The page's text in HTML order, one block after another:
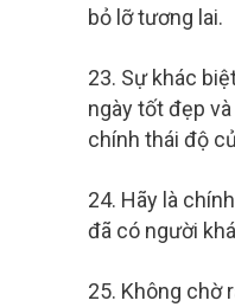
bỏ lỡ tương lai.
23. Sự khác
ngày tốt đẹp
chính thái độ
24. Hãy là
đã có người
25. Không chờ